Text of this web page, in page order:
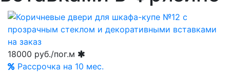
18000 руб./пог.м
Рассрочка на 10 мес.